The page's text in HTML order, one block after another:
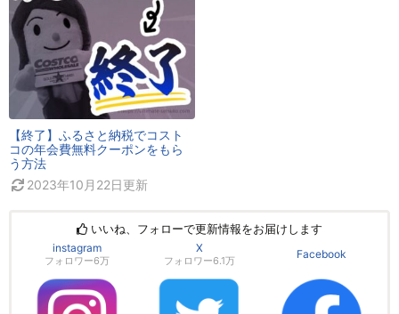
【終了】ふるさと納税でコスト
コの年会費無料クーポンをもら
う方法
2023年10月22日更新
いいね、フォローで更新情報をお届けします
instagram
フォロワー6万
X
フォロワー6.1万
Facebook